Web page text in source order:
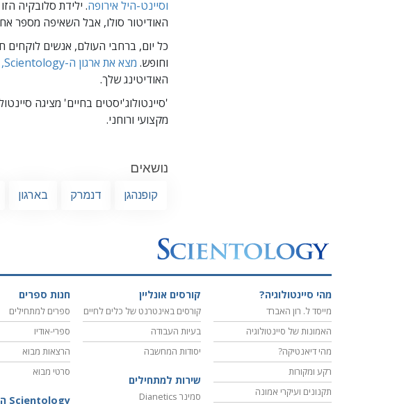
וסיינט-היל אירופה
האודיטור סולו, אבל השאיפה מספר
כל יום, ברחבי העולם, אנשים לוקחים
וחופש. מצא את ארגון ה-Scientology, המרכז או הקבוצה הקרובים אליך
האודיטינג שלך.
'סיינטולוג'יסטים בחיים' מציגה
מקצועי ורוחני.
נושאים
קופנהגן דנמרק בארגון
מהי סיינטולוגיה?
מייסד ל. רון האברד
האמונות של סיינטולוגיה
מהי דיאנטיקה?
רקע ומקורות
תקנונים ועיקרי אמונה
קורסים אונליין
קורסים באינטרנט של כלים לחיים
בעיות העבודה
יסודות המחשבה
שירות למתחילים
סמינר Dianetics
חנות ספרים
ספרים למתחילים
ספרי-אודיו
הרצאות מבוא
סרטי מבוא
Scientology היום